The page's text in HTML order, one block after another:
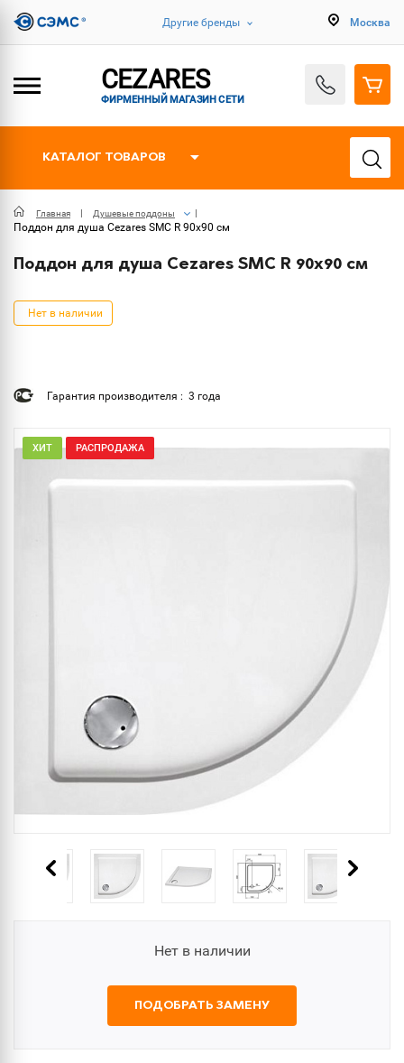
Другие бренды Москва
CEZARES
ФИРМЕННЫЙ МАГАЗИН СЕТИ
КАТАЛОГ ТОВАРОВ
Главная Душевые поддоны
Поддон для душа Cezares SMC R 90x90 см
Поддон для душа Cezares SMC R 90x90 см
Нет в наличии
Гарантия производителя : 3 года
ХИТ РАСПРОДАЖА
Нет в наличии
ПОДОБРАТЬ ЗАМЕНУ